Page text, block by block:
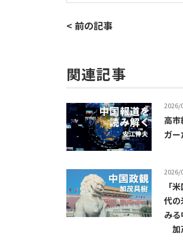
< 前の記事
関連記事
2026/
高
ガ
2026/
「
代の
み
加